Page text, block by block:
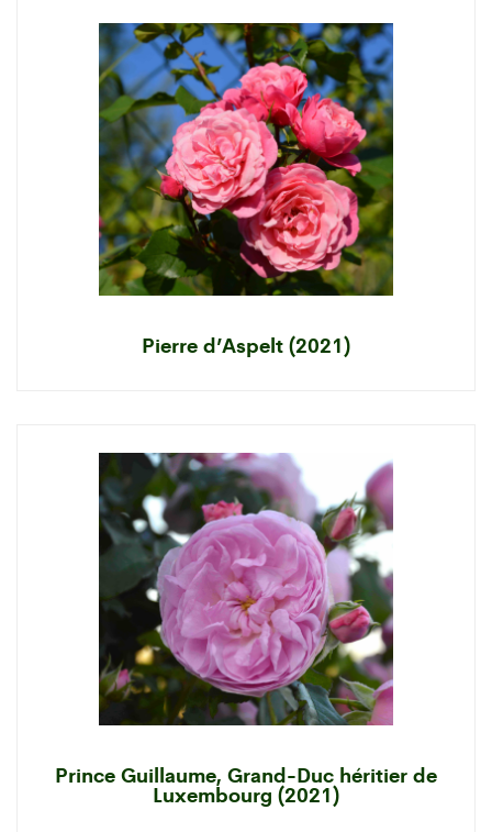
Pierre d’Aspelt (2021)
Prince Guillaume, Grand-Duc héritier de
Luxembourg (2021)